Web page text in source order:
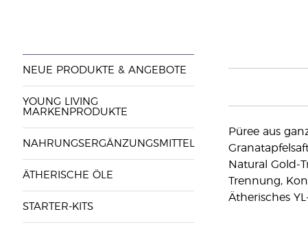
NEUE PRODUKTE & ANGEBOTE
YOUNG LIVING
MARKENPRODUKTE
NAHRUNGSERGÄNZUNGSMITTEL
ÄTHERISCHE ÖLE
STARTER-KITS
Püree aus
Natural Gold-
Trennung,
Ätherisches